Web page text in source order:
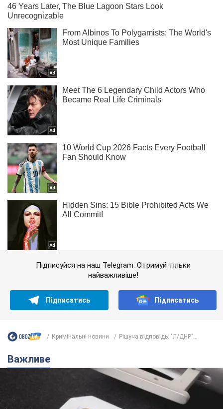
Підписуйся на наш Telegram. Отримуй тільки
найважливіше!
Підписатись Підписатись
Кримінальні новини Рішуча відповідь: "Л/ДНР"...
Важливе